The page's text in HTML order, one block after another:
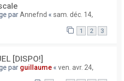
parAnnefnd « sam. déc. 14,
1 2 3
[DISPO!]
par guillaume « ven. avr. 24,